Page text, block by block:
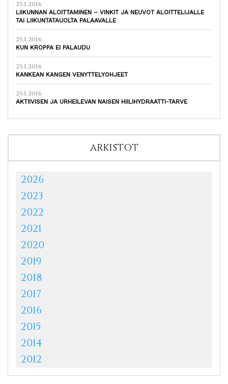
25.1.2016
LIIKUNNAN ALOITTAMINEN – VINKIT JA NEUVOT ALOITTELIJALLE
TAI LIIKUNTATAUOLTA PALAAVALLE
25.1.2016
KUN KROPPA EI PALAUDU
25.1.2016
KANKEAN KANGEN VENYTTELYOHJEET
25.1.2016
AKTIIVISEN JA URHEILEVAN NAISEN HIILIHYDRAATTI-TARVE
ARKISTOT
2026
2023
2022
2021
2020
2019
2018
2017
2016
2015
2014
2012